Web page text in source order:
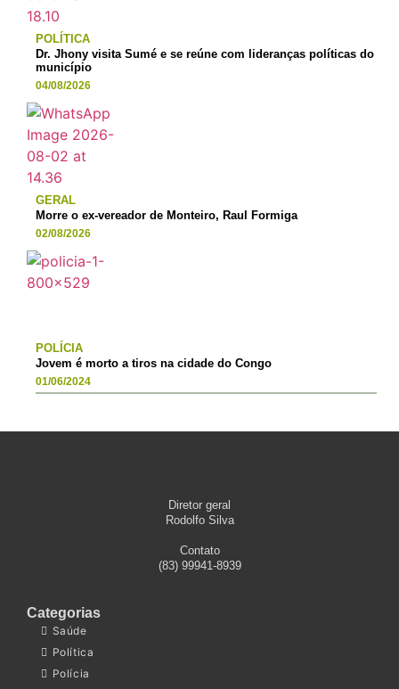
POLÍTICA
Dr. Jhony visita Sumé e se reúne com lideranças políticas do
município
04/08/2026
GERAL
Morre o ex-vereador de Monteiro, Raul Formiga
02/08/2026
POLÍCIA
Jovem é morto a tiros na cidade do Congo
01/06/2024
Diretor geral
Rodolfo Silva
Contato
(83) 99941-8939
Categorias
Saúde
Política
Polícia